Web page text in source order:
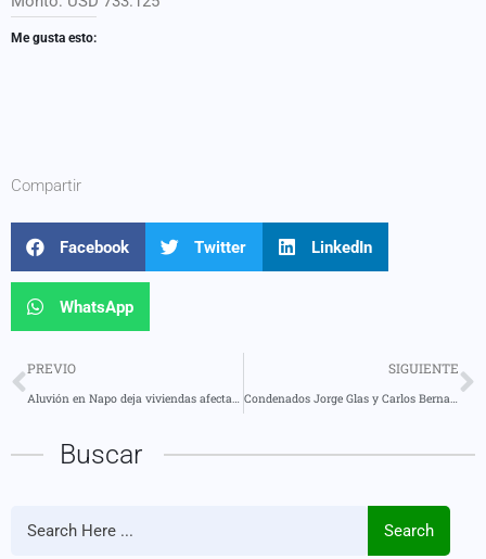
Me gusta esto:
Compartir
Facebook Twitter LinkedIn
WhatsApp
PREVIO
Aluvión en Napo deja viviendas afectadas y dos personas desaparecidas en El Tambo
SIGUIENTE
Condenados Jorge Glas y Carlos Bernal por peculado en el caso Reconstrucción de Manabí
Buscar
Search